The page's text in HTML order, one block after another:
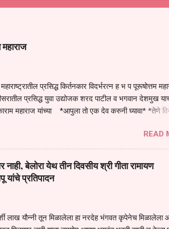
प्रसिद्ध किर्तनकार विदर्भरत्न ह भ प पूरूषोत्तम
प्रसिद्ध युवा उद्योजक शरद पाटील व भगवान देशमुख
महाराज यांच्या *आपुला तो एक देव करुनी घ्यावा* *तेणे
भाग्यवान आहेत कोरोना सारख्या महामारीत आपंण जिवंत आहोत
आधार आपल्याला घ्यावाच लागेल महामारीच्या काळात वारकरी
मानसीक अवस्था सक्षम असणे गरजेचे आहे कोरोना ने मानवी
आहे मनुष्याच्या आयुष्यातील नामसाधना ही त्याच्यासाठी खूप
आ...
READ
नाही, बेलोरा येथ तीन दिवसीय श्री गीता रामायण
यांचे प्रतिपादन
लाख यौन्नी तून मिळालेला हा नरदेह भंगवत कृपेनेच मिळालेला